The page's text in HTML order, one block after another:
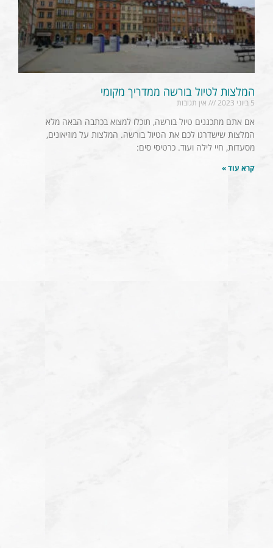
המלצות לטיול בורשה ממדריך מקומי
5 ביוני 2023 אין תגובות
אם אתם מתכננים טיול בורשה, תוכלו למצוא בכתבה הבאה מלא
המלצות שישדרגו לכם את הטיול בורשה. המלצות על מוזיאונים,
מסעדות, חיי לילה ועוד. כרטיסי סים:
קרא עוד »